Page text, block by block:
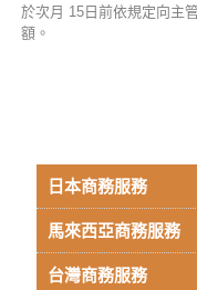
於次月 15日前依規定向主
額。
日本商務服務
馬來西亞商務服務
台灣商務服務